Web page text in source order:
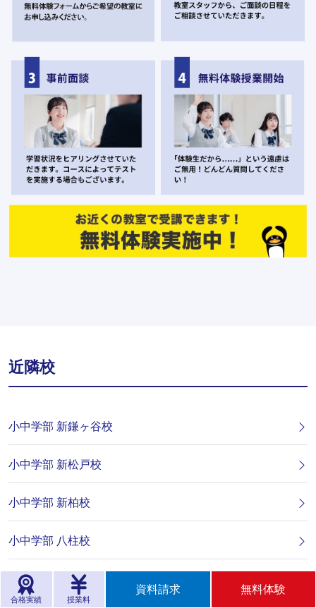
近隣校
小中学部 新鎌ヶ谷校
小中学部 新松戸校
小中学部 新柏校
小中学部 八柱校
小中学部 東松戸校
合格実績 授業料
資料請求 無料体験